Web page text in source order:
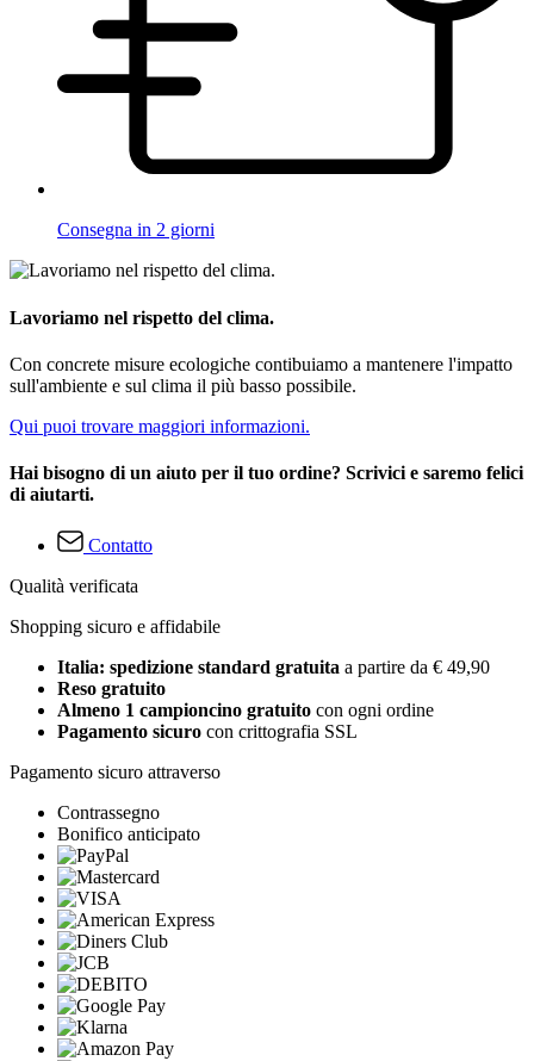
Consegna in 2 giorni
Lavoriamo nel rispetto del clima.
Con concrete misure ecologiche contibuiamo a mantenere l'impatto
sull'ambiente e sul clima il più basso possibile.
Qui puoi trovare maggiori informazioni.
Hai bisogno di un aiuto per il tuo ordine? Scrivici e saremo felici
di aiutarti.
Contatto
Qualità verificata
Shopping sicuro e affidabile
Italia: spedizione standard gratuita a partire da € 49,90
Reso gratuito
Almeno 1 campioncino gratuito con ogni ordine
Pagamento sicuro con crittografia SSL
Pagamento sicuro attraverso
Contrassegno
Bonifico anticipato